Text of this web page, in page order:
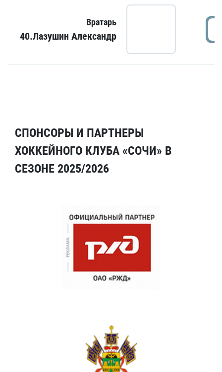
Вратарь
40.Лазушин Александр
СПОНСОРЫ И ПАРТНЕРЫ
ХОККЕЙНОГО КЛУБА «СОЧИ» В
СЕЗОНЕ 2025/2026